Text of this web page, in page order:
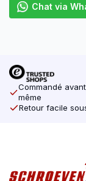
Chat via
Commandé
même
Retour facile